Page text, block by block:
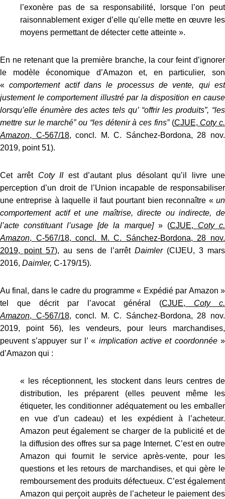
l’exonère pas de sa responsabilité, lorsque l’on peut
raisonnablement exiger d’elle qu’elle mette en œuvre les
moyens permettant de détecter cette atteinte ».
En ne retenant que la première branche, la cour feint d’ignorer
le modèle économique d’Amazon et, en particulier, son
«comportement actif dans le processus de vente, qui est
justement le comportement illustré par la disposition en cause
lorsqu’elle énumère des actes tels qu’ “offrir les produits”, “les
mettre sur le marché” ou “les détenir à ces fins”(CJUE, Coty c.
Amazon, C‑567/18, concl. M. C. Sánchez-Bordona, 28 nov.
2019, point 51).
Cet arrêt Coty II est d’autant plus désolant qu’il livre une
perception d’un droit de l’Union incapable de responsabiliser
une entreprise à laquelle il faut pourtant bien reconnaître « un
comportement actif et une maîtrise, directe ou indirecte, de
l’acte constituant l’usage [de la marque]» (CJUE,
Coty c.
Amazon, C‑567/18, concl. M. C. Sánchez-Bordona, 28 nov.
2019, point 57), au sens de l’arrêt Daimler (CIJEU, 3 mars
2016, Daimler, C‑179/15).
Au final, dans le cadre du programme « Expédié par Amazon »
tel que décrit par l’avocat général (CJUE,
Coty c.
Amazon, C‑567/18, concl. M. C. Sánchez-Bordona, 28 nov.
2019, point 56), les vendeurs, pour leurs marchandises,
peuvent s’appuyer sur l’ « implication active et coordonnée»
d’Amazon qui :
« les réceptionnent, les stockent dans leurs centres de
distribution, les préparent (elles peuvent même les
étiqueter, les conditionner adéquatement ou les emballer
en vue d’un cadeau) et les expédient à l’acheteur.
Amazon peut également se charger de la publicité et de
la diffusion des offres sur sa page Internet. C’est en outre
Amazon qui fournit le service après-vente, pour les
questions et les retours de marchandises, et qui gère le
remboursement des produits défectueux. C’est également
Amazon qui perçoit auprès de l’acheteur le paiement des